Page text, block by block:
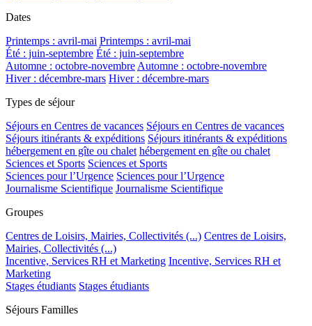
Dates
Printemps : avril-mai Printemps : avril-mai
Été : juin-septembre Été : juin-septembre
Automne : octobre-novembre Automne : octobre-novembre
Hiver : décembre-mars Hiver : décembre-mars
Types de séjour
Séjours en Centres de vacances Séjours en Centres de vacances
Séjours itinérants & expéditions Séjours itinérants & expéditions
hébergement en gîte ou chalet hébergement en gîte ou chalet
Sciences et Sports Sciences et Sports
Sciences pour l’Urgence Sciences pour l’Urgence
Journalisme Scientifique Journalisme Scientifique
Groupes
Centres de Loisirs, Mairies, Collectivités (...) Centres de Loisirs,
Mairies, Collectivités (...)
Incentive, Services RH et Marketing Incentive, Services RH et
Marketing
Stages étudiants Stages étudiants
Séjours Familles